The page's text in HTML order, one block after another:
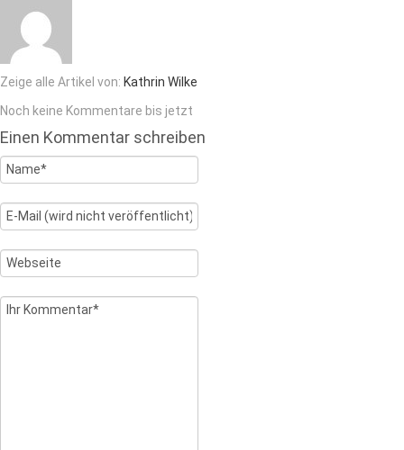
Zeige alle Artikel von: Kathrin Wilke
Noch keine Kommentare bis jetzt
Einen Kommentar schreiben